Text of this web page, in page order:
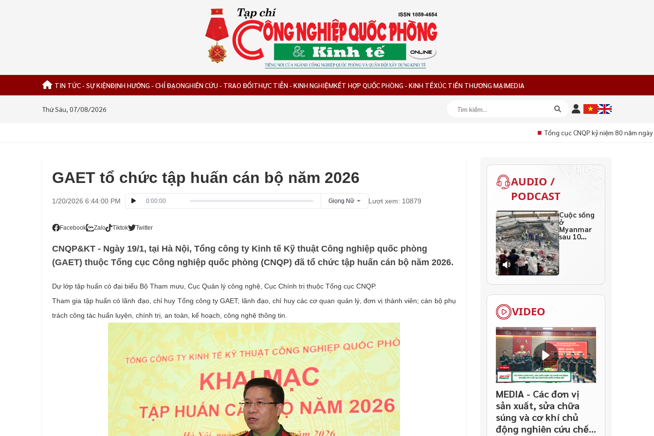
TIN TỨC - SỰ KIỆNĐỊNH HƯỚNG - CHỈ ĐẠONGHIÊN CỨU - TRAO ĐỔITHỰC TIỄN - KINH NGHIỆMKẾT HỢP QUỐC PHÒNG - KINH TẾXÚC TIẾN THƯƠNG MẠIMEDIA
Thứ Sáu, 07/08/2026
Tổng cục CNQP kỷ niệm 80 năm ngày
GAET tổ chức tập huấn cán bộ năm 2026
1/20/2026 6:44:00 PM 0:00:00 Giọng Nữ Lượt xem: 10879
Facebook Zalo Tiktok Twitter
CNQP&KT - Ngày 19/1, tại Hà Nội, Tổng công ty Kinh tế Kỹ thuật Công nghiệp quốc phòng
(GAET) thuộc Tổng cục Công nghiệp quốc phòng (CNQP) đã tổ chức tập huấn cán bộ năm 2026.
Dự lớp tập huấn có đại biểu Bộ Tham mưu, Cục Quản lý công nghệ, Cục Chính trị thuộc Tổng cục CNQP.
Tham gia tập huấn có lãnh đạo, chỉ huy Tổng công ty GAET; lãnh đạo, chỉ huy các cơ quan quản lý, đơn vị thành viên; cán bộ phụ
trách công tác huấn luyện, chính trị, an toàn, kế hoạch, công nghệ thông tin.
AUDIO /
PODCAST
Cuộc sống
ở
Myanmar
sau 10
ngày
thảm họa
VIDEO
MEDIA - Các đơn vị
sản xuất, sửa chữa
súng và cơ khí chủ
động nghiên cứu chế